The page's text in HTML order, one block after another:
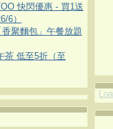
快閃優惠 - 買1送
6）
聚麵包」午餐放題
茶 低至5折（至